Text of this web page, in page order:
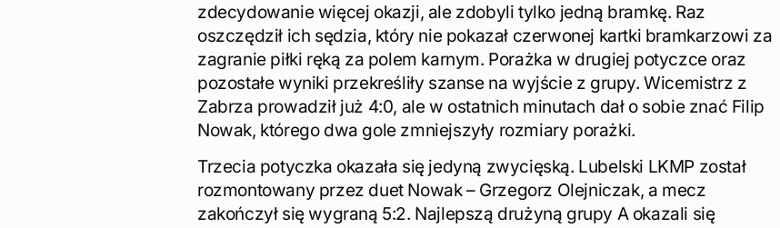
zdecydowanie więcej okazji, ale zdobyli tylko jedną bramkę. Raz
oszczędził ich sędzia, który nie pokazał czerwonej kartki bramkarzowi za
zagranie piłki ręką za polem karnym. Porażka w drugiej potyczce oraz
pozostałe wyniki przekreśliły szanse na wyjście z grupy. Wicemistrz z
Zabrza prowadził już 4:0, ale w ostatnich minutach dał o sobie znać Filip
Nowak, którego dwa gole zmniejszyły rozmiary porażki.
Trzecia potyczka okazała się jedyną zwycięską. Lubelski LKMP został
rozmontowany przez duet Nowak – Grzegorz Olejniczak, a mecz
zakończył się wygraną 5:2. Najlepszą drużyną grupy A okazali się